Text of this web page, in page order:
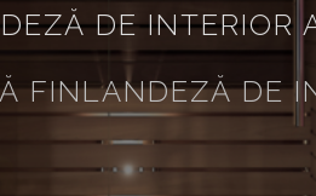
DE INTERIOR
FINLANDEZĂ DE